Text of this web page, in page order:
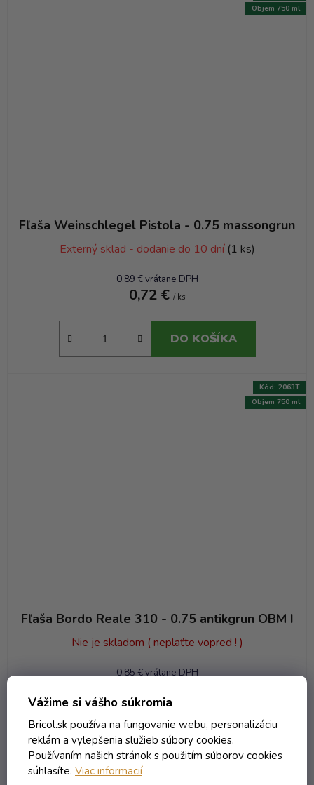
Vážime si vášho súkromia
Bricol.sk používa na fungovanie webu, personalizáciu
reklám a vylepšenia služieb súbory cookies.
Používaním našich stránok s použitím súborov cookies
súhlasíte. Viac informacií
Fľaša Weinschlegel Pistola - 0.75 massongrun
Externý sklad - dodanie do 10 dní (1 ks)
0,89 € vrátane DPH
0,72 € / ks
DO KOŠÍKA
Objem 750 ml
Fľaša Bordo Reale 310 - 0.75 antikgrun OBM I
Nie je skladom ( neplaťte vopred ! )
0,85 € vrátane DPH
DO KOŠÍKA
Objem 750 ml
Kód: 2063T